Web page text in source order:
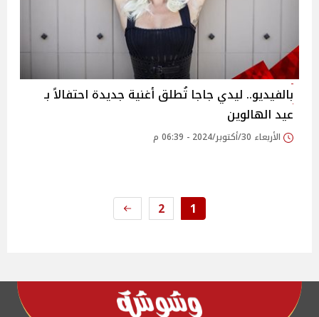
بالفيديو.. ليدي جاجا تُطلق أغنية جديدة احتفالاً بـ
عيد الهالوين
الأربعاء 30/أكتوبر/2024 - 06:39 م
1
2